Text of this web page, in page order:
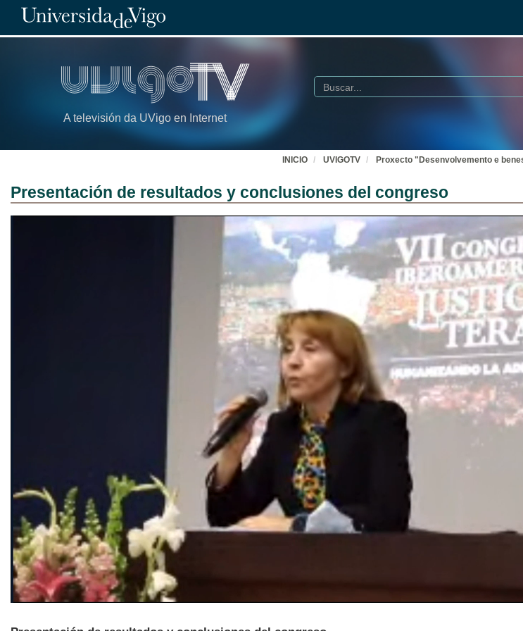
A televisión da UVigo en Internet
Buscar
INICIO UVIGOTV Proxecto "Desenvolvemento e
Presentación de resultados y conclusiones del congreso